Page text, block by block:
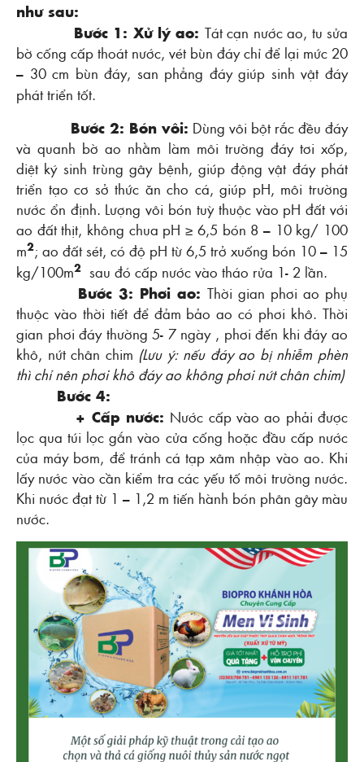
như sau:
Bước 1: Xử lý ao: Tát cạn nước ao, tu sửa
bờ cống cấp thoát nước, vét bùn đáy chỉ để lại mức 20
– 30 cm bùn đáy, san phẳng đáy giúp sinh vật đáy
phát triển tốt.
Bước 2: Bón vôi: Dùng vôi bột rắc đều đáy
và quanh bờ ao nhằm làm môi trường đáy tơi xốp,
diệt ký sinh trùng gây bệnh, giúp động vật đáy phát
triển tạo cơ sở thức ăn cho cá, giúp pH, môi trường
nước ổn định. Lượng vôi bón tuỳ thuộc vào pH đất với
ao đất thịt, không chua pH ≥ 6,5 bón 8 – 10 kg/ 100
m2; ao đất sét, có độ pH từ 6,5 trở xuống bón 10 – 15
kg/100m2 sau đó cấp nước vào tháo rửa 1- 2 lần.
Bước 3: Phơi ao:Thời gian phơi ao phụ
thuộc vào thời tiết để đảm bảo ao có phơi khô. Thời
gian phơi đáy thường 5- 7 ngày , phơi đến khi đáy ao
khô, nứt chân chim (Lưu ý: nếu đáy ao bị nhiễm phèn
thì chỉ nên phơi khô đáy ao không phơi nứt chân chim)
Bước 4:
+ Cấp nước: Nước cấp vào ao phải được
lọc qua túi lọc gắn vào cửa cống hoặc đầu cấp nước
của máy bơm, để tránh cá tạp xâm nhập vào ao. Khi
lấy nước vào cần kiểm tra các yếu tố môi trường nước.
Khi nước đạt từ 1 – 1,2 m tiến hành bón phân gây màu
nước.